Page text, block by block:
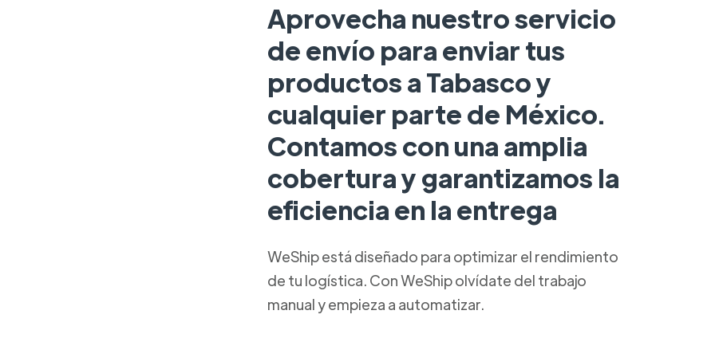
Aprovecha nuestro servicio
de envío para enviar tus
productos a Tabasco y
cualquier parte de México.
Contamos con una amplia
cobertura y garantizamos la
eficiencia en la entrega
WeShip está diseñado para optimizar el rendimiento
de tu logística. Con WeShip olvídate del trabajo
manual y empieza a automatizar.